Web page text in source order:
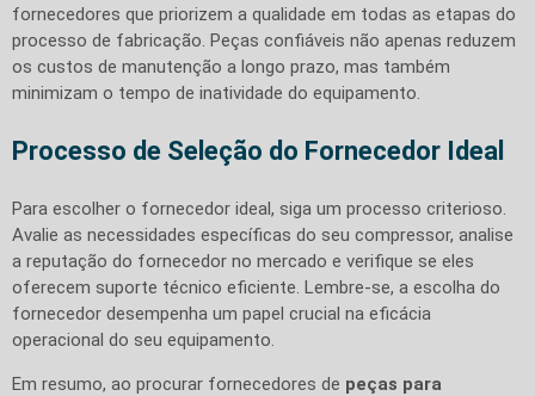
fornecedores que priorizem a qualidade em todas as etapas do
processo de fabricação. Peças confiáveis não apenas reduzem
os custos de manutenção a longo prazo, mas também
minimizam o tempo de inatividade do equipamento.
Processo de Seleção do Fornecedor Ideal
Para escolher o fornecedor ideal, siga um processo criterioso.
Avalie as necessidades específicas do seu compressor, analise
a reputação do fornecedor no mercado e verifique se eles
oferecem suporte técnico eficiente. Lembre-se, a escolha do
fornecedor desempenha um papel crucial na eficácia
operacional do seu equipamento.
Em resumo, ao procurar fornecedores de peças para